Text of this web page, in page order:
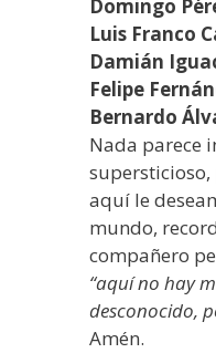
Domingo
Luis Franco
Damián
Felipe
Bernardo
Nada parece
supersticioso,
aquí le
mundo,
compañero
“aquí no hay
desconocido,
Amén.